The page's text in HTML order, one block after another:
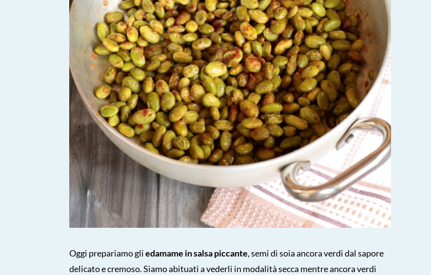
Oggi prepariamo gliedamame in salsa piccante, semi di soia ancora verdi dal sapore
delicato e cremoso. Siamo abituati a vederli in modalità secca mentre ancora verdi